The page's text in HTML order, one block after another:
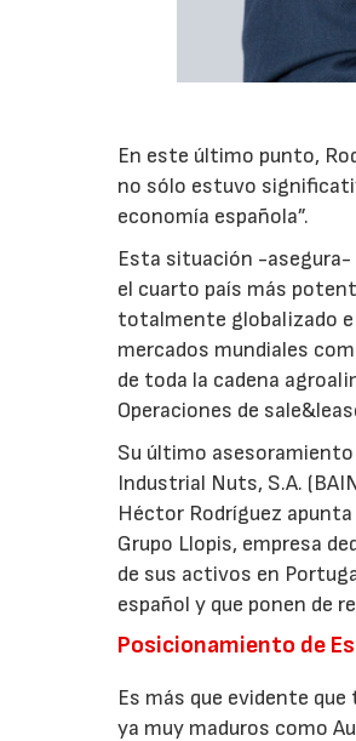
En este último punto,
no sólo estuvo
economía española”.
Esta situación -asegura-
el cuarto país más
totalmente globalizado e
mercados mundiales
de toda la cadena
Operaciones de
Su último
Industrial Nuts, S.A.
Héctor Rodríguez apunta
Grupo Llopis, empresa
de sus activos en
español y que ponen de
Posicionamiento de
Es más que evidente
ya muy maduros como